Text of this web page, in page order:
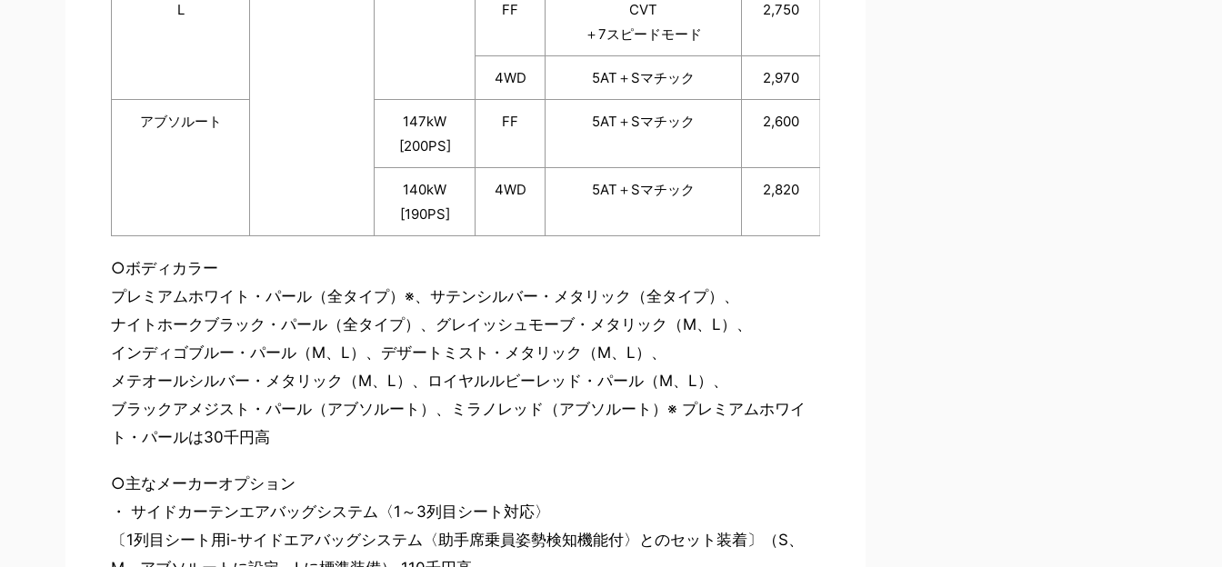
L FF
CVT
＋7スピードモード
2,750
4WD 5AT＋Sマチック 2,970
アブソルート
147kW
[200PS]
FF 5AT＋Sマチック 2,600
140kW
[190PS]
4WD 5AT＋Sマチック 2,820
○ボディカラー
プレミアムホワイト・パール（全タイプ）※、サテンシルバー・メタリック（全タイプ）、
ナイトホークブラック・パール（全タイプ）、グレイッシュモーブ・メタリック（M、L）、
インディゴブルー・パール（M、L）、デザートミスト・メタリック（M、L）、
メテオールシルバー・メタリック（M、L）、ロイヤルルビーレッド・パール（M、L）、
ブラックアメジスト・パール（アブソルート）、ミラノレッド（アブソルート）※ プレミアムホワイ
ト・パールは30千円高
○主なメーカーオプション
・ サイドカーテンエアバッグシステム〈1～3列目シート対応〉
〔1列目シート用i-サイドエアバッグシステム〈助手席乗員姿勢検知機能付〉とのセット装着〕（S、